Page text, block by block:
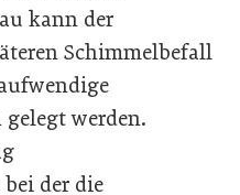
kann der
Schimmelbefall
werden.
der die